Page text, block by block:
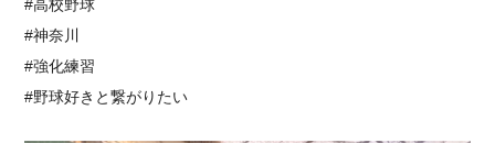
#高校野球
#神奈川
#強化練習
#野球好きと繋がりたい